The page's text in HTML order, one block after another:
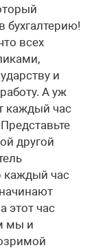
бухгалтерию!
всех
и
А уж
каждый час
другой
каждый час
этот час
мы и